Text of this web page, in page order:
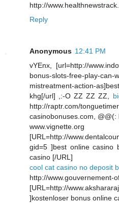
http://
Reply
Anonymous 12:41 PM
vYEnx, [url=http://
bonus-slots-free-play-can-
mistreatment-action-
khg[/url] ,:-O ZZ ZZ ZZ,
http://raptr.com/
casinobonuses.com, @@(:
www.vignette.org
[URL=http://
gid=5 ]best online casino
casino [/URL]
cool cat casino no deposit
http://www.gouvernement-
[URL=http://
]kostenloser bonus online